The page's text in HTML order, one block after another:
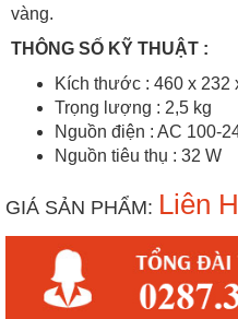
vàng.
THÔNG SỐ KỸ THUẬT :
Kích thước : 460 x 232
Trọng lượng : 2,5 kg
Nguồn điện : AC 100-
Nguồn tiêu thụ : 32 W
GIÁ SẢN PHẨM: Liên